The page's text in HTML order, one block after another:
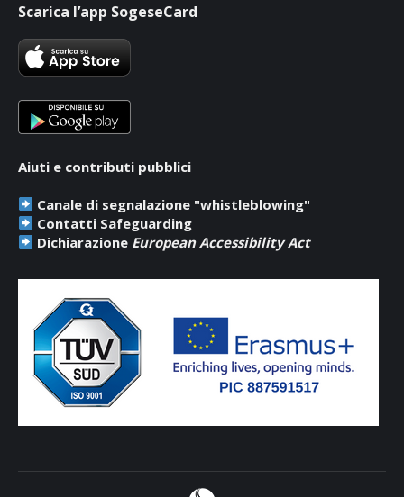
opens
in
new
opens
in
new
opens
in
new
Scarica l’app SogeseCard
Aiuti e contributi pubblici
Canale di segnalazione "whistleblowing"
Contatti Safeguarding
Dichiarazione European Accessibility Act